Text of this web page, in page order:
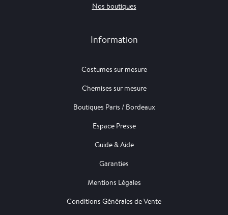
Nos boutiques
Information
Costumes sur mesure
Chemises sur mesure
Boutiques Paris / Bordeaux
Espace Presse
Guide & Aide
Garanties
Mentions Légales
Conditions Générales de Vente